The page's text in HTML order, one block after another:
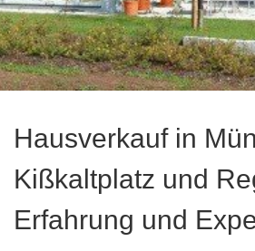
Hausverkauf in
Kißkaltplatz und
Erfahrung und